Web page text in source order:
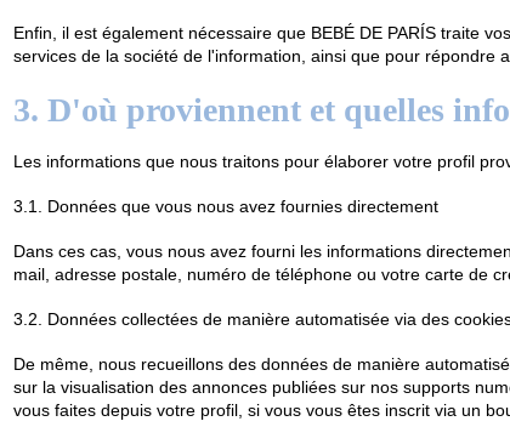
Enfin, il est également nécessaire que BEBÉ DE PARÍS traite
services de la société de l'information, ainsi que pour répondre
3. D'où proviennent et quelles
Les informations que nous traitons pour élaborer votre profil
3.1. Données que vous nous avez fournies directement
Dans ces cas, vous nous avez fourni les informations
mail, adresse postale, numéro de téléphone ou votre carte de
3.2. Données collectées de manière automatisée via des
De même, nous recueillons des données de manière
sur la visualisation des annonces publiées sur nos supports
vous faites depuis votre profil, si vous vous êtes inscrit via un